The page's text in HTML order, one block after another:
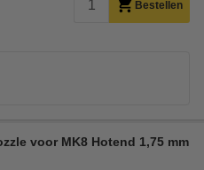
Bestellen
voor MK8 Hotend 1,75 mm